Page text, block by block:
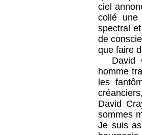
ciel
collé une
spectral
de
que faire
David
homme
les
David
sommes
Je suis